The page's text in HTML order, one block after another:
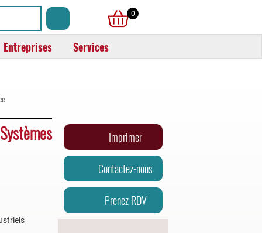
0
Entreprises Services
Imprimer
Contactez-nous
Prenez RDV